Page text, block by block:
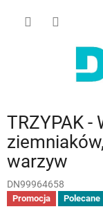
TRZYPAK -
warzyw
DN99964658
Promocja Polecane